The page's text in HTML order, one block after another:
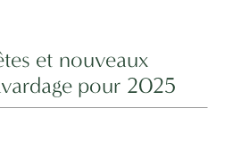
et nouveaux
pour 2025